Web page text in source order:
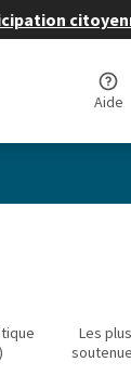
Aide
Les plus